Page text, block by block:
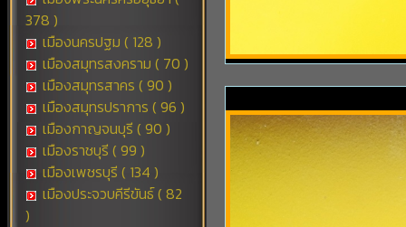
378 )
เมืองนครปฐม ( 128 )
เมืองสมุทรสงคราม ( 70 )
เมืองสมุทรสาคร ( 90 )
เมืองสมุทรปราการ ( 96 )
เมืองกาญจนบุรี ( 90 )
เมืองราชบุรี ( 99 )
เมืองเพชรบุรี ( 134 )
เมืองประจวบคีรีขันธ์ ( 82
)